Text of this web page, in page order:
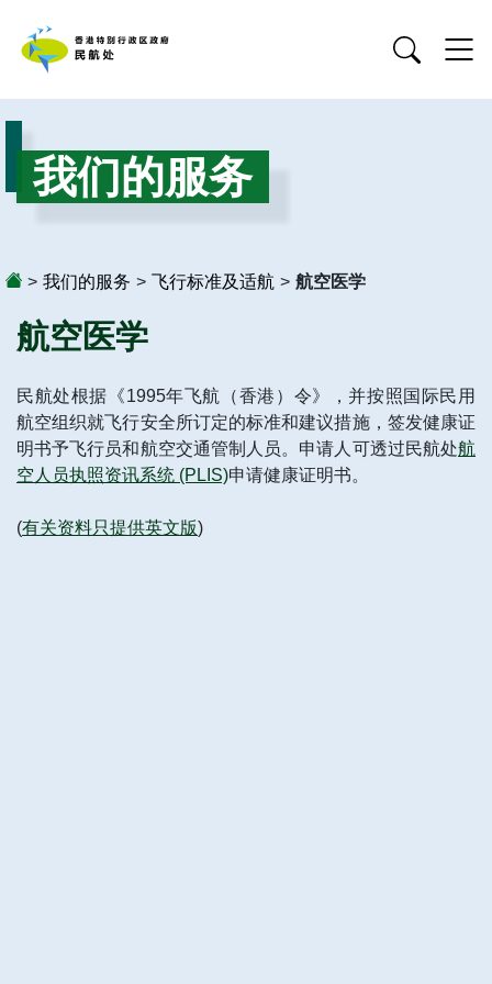
我们的服务
> 我们的服务 > 飞行标准及适航 > 航空医学
航空医学
民航处根据《1995年飞航（香港）令》，并按照国际民用
航空组织就飞行安全所订定的标准和建议措施，签发健康证
明书予飞行员和航空交通管制人员。申请人可透过民航处航
空人员执照资讯系统 (PLIS)申请健康证明书。
(有关资料只提供英文版)